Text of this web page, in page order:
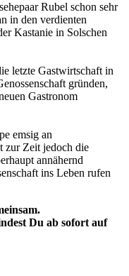
Rubel schon sehr
in den verdienten
Kastanie in Solschen
letzte Gastwirtschaft in
gründen,
Gastronom
emsig an
zur Zeit jedoch die
annähernd
ins Leben rufen
Du ab sofort auf